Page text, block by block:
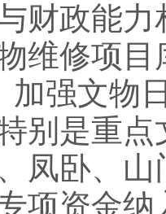
财政能
维修项
加强文物
别是重
凤卧、
项资金